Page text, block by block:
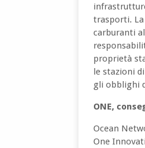
trasporti.
carburanti
proprietà
le stazioni
gli obblighi
ONE,
Ocean
One